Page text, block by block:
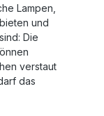
Lampen,
und
Die
verstaut
das